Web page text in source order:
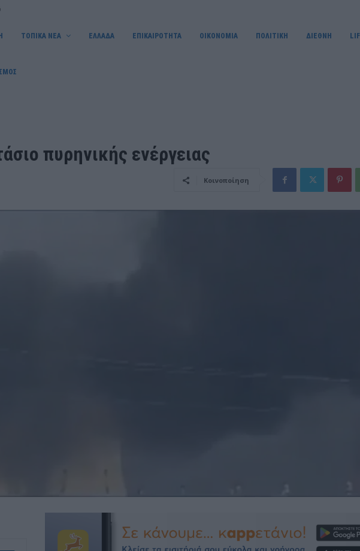
ΤΟΠΙΚΑ ΝΕΑ ΕΛΛΑΔΑ ΕΠΙΚΑΙΡΟΤΗΤΑ OIKONOMIA ΠΟΛΙΤΙΚΗ ΔΙΕΘΝΗ
πυρηνικής ενέργειας
Κοινοποίηση